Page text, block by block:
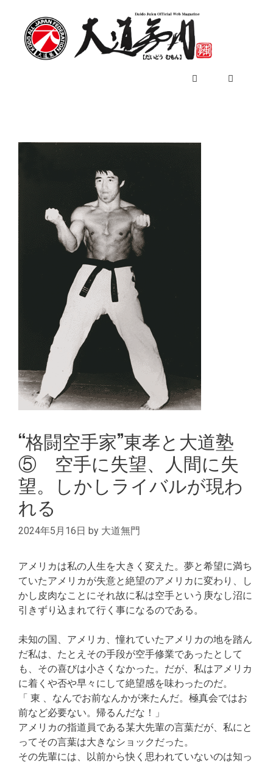
“格闘空手家”東孝と大道塾
⑤ 空手に失望、人間に失
望。しかしライバルが現わ
れる
2024年5月16日 by 大道無門
アメリカは私の人生を大きく変えた。夢と希望に満ち
ていたアメリカが失意と絶望のアメリカに変わり、し
かし皮肉なことにそれ故に私は空手という庚なし沼に
引きずり込まれて行く事になるのである。
未知の国、アメリカ、憧れていたアメリカの地を踏ん
だ私は、たとえその手段が空手修業であったとして
も、その喜びは小さくなかった。だが、私はアメリカ
に着くや否や早々にして絶望感を味わったのだ。
「 東 、なんでお前なんかが来たんだ。極真会ではお
前など必要ない。帰るんだな！」
アメリカの指道員である某大先輩の言葉だが、私にと
ってその言葉は大きなショックだった。
その先輩には、以前から快く思われていないのは知っ